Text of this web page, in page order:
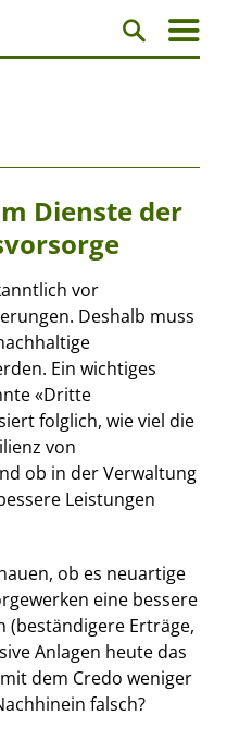
Dienste der
vor
Deshalb muss
Ein wichtiges
«Dritte
folglich, wie viel die
von
ob in der Verwaltung
Leistungen
ob es neuartige
eine bessere
(beständigere Erträge,
Anlagen heute das
dem Credo weniger
falsch?